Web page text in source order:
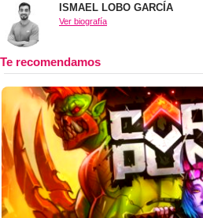
ISMAEL LOBO GARCÍA
Ver biografía